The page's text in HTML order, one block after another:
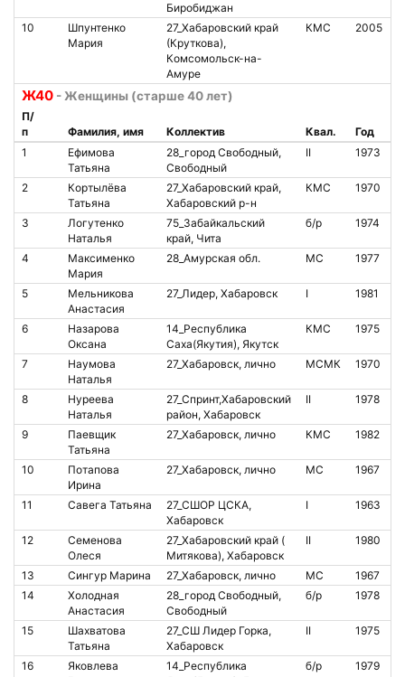
Биробиджан
10
Шпунтенко
Мария
27_Хабаровский край
(Круткова),
Комсомольск-на-
Амуре
КМС 2005
Ж40 - Женщины (старше 40 лет)
П/
п
Фамилия, имя Коллектив Квал. Год
1
Ефимова
Татьяна
28_город Свободный,
Свободный
II 1973
2
Кортылёва
Татьяна
27_Хабаровский край,
Хабаровский р-н
КМС 1970
3
Логутенко
Наталья
75_Забайкальский
край, Чита
б/р 1974
4
Максименко
Мария
28_Амурская обл. МС 1977
5
Мельникова
Анастасия
27_Лидер, Хабаровск I 1981
6
Назарова
Оксана
14_Республика
Саха(Якутия), Якутск
КМС 1975
7
Наумова
Наталья
27_Хабаровск, лично МСМК 1970
8
Нуреева
Наталья
27_Спринт,Хабаровский
район, Хабаровск
II 1978
9
Паевщик
Татьяна
27_Хабаровск, лично КМС 1982
10
Потапова
Ирина
27_Хабаровск, лично МС 1967
11 Савега Татьяна
27_СШОР ЦСКА,
Хабаровск
I 1963
12
Семенова
Олеся
27_Хабаровский край (
Митякова), Хабаровск
II 1980
13 Сингур Марина 27_Хабаровск, лично МС 1967
14
Холодная
Анастасия
28_город Свободный,
Свободный
б/р 1978
15
Шахватова
Татьяна
27_СШ Лидер Горка,
Хабаровск
II 1975
16
Яковлева
14_Республика
б/р 1979